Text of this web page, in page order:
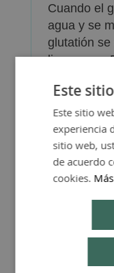
Cuando el
agua y se
glutatión
liposomas.
sangre.
dosificador.
Este
Este sitio
experiencia
sitio web,
de acuerdo
cookies.